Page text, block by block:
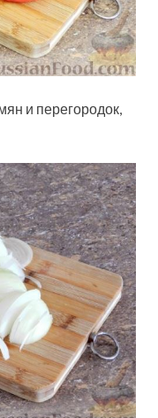
и перегородок,